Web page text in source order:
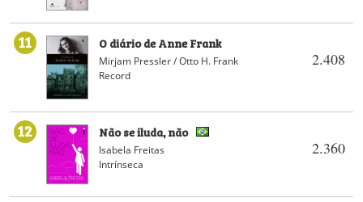
11
2.408
O diário de Anne Frank
Mirjam Pressler / Otto H. Frank
Record
12
2.360
Não se iluda, não
Isabela Freitas
Intrínseca